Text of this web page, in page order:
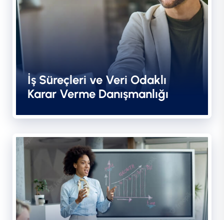
İş Süreçleri ve Veri Odaklı
Karar Verme Danışmanlığı